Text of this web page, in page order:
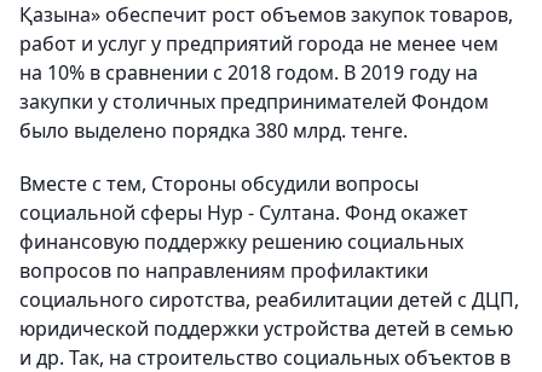
Қазына» обеспечит рост объемов закупок товаров,
работ и услуг у предприятий города не менее чем
на 10% в сравнении с 2018 годом. В 2019 году на
закупки у столичных предпринимателей Фондом
было выделено порядка 380 млрд. тенге.
Вместе с тем, Стороны обсудили вопросы
социальной сферы Нур - Султана. Фонд окажет
финансовую поддержку решению социальных
вопросов по направлениям профилактики
социального сиротства, реабилитации детей с ДЦП,
юридической поддержки устройства детей в семью
и др. Так, на строительство социальных объектов в